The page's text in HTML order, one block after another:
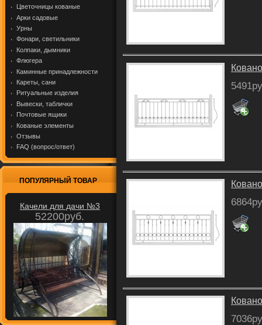
Цветочницы кованые
Арки садовые
Урны
Фонари, светильники
Колпаки, дымники
Флюгера
Каминные принадлежности
Кареты, сани
Ритуальные изделия
Вывески, таблички
Почтовые ящики
Кованые элементы
Отзывы
FAQ (вопрос/ответ)
ПОПУЛЯРНЫЙ ТОВАР
Качели для дачи №3
52200руб.